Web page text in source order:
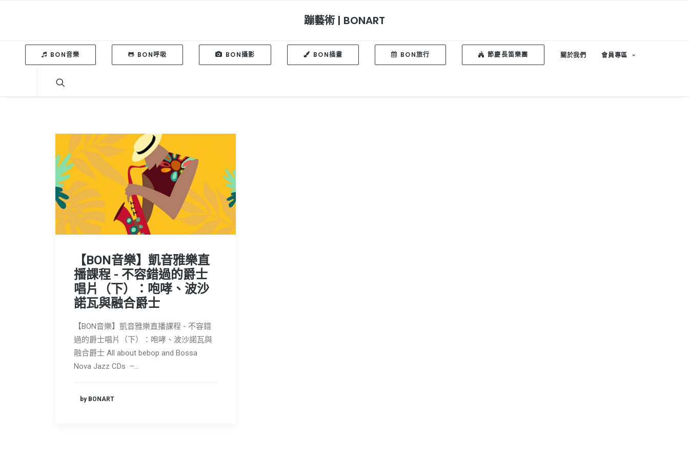
蹦藝術 | BONART
BON音樂 BON呼吸 BON攝影 BON插畫 BON旅行 節慶長笛樂團 關於我們 會員專區
【BON音樂】凱音雅樂直
播課程 - 不容錯過的爵士
唱片（下）：咆哮、波沙
諾瓦與融合爵士
【BON音樂】凱音雅樂直播課程 - 不容錯
過的爵士唱片（下）：咆哮、波沙諾瓦與
融合爵士 All about bebop and Bossa
Nova Jazz CDs –…
by BONART